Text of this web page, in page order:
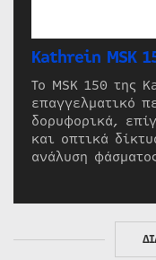
Kathrein MSK
Το MSK 150 της
επαγγελματικό
δορυφορικά,
και οπτικά
ανάλυση